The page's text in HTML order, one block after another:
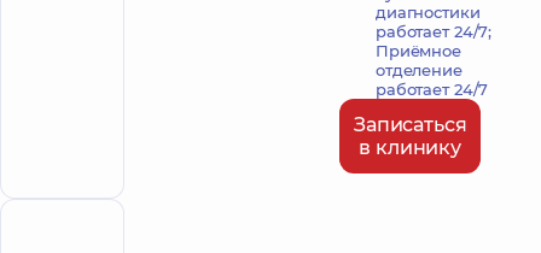
диагностики
работает 24/7;
Приёмное
отделение
работает 24/7
Записаться
в клинику